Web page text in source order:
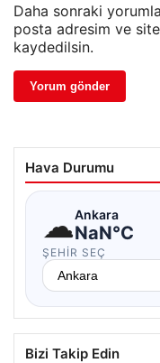
Daha sonraki
posta adresim ve
kaydedilsin.
Hava Durumu
☁Ankara
NaN°C
ŞEHIR SEÇ
Bizi Takip Edin